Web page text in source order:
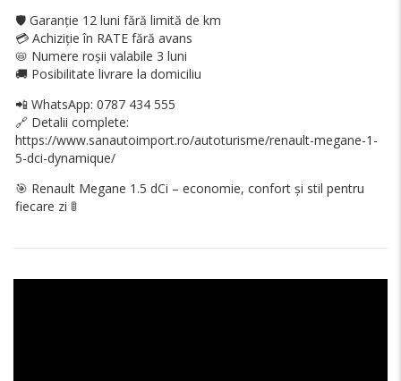
🛡️ Garanție 12 luni fără limită de km
💳 Achiziție în RATE fără avans
📛 Numere roșii valabile 3 luni
🚚 Posibilitate livrare la domiciliu
📲 WhatsApp: 0787 434 555
🔗 Detalii complete:
https://www.sanautoimport.ro/autoturisme/renault-megane-1-
5-dci-dynamique/
🎯 Renault Megane 1.5 dCi – economie, confort și stil pentru
fiecare zi 🚦